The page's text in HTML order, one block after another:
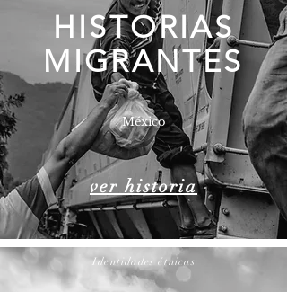
HISTORIAS
MIGRANTES
​México
ver historia
Identidades étnicas